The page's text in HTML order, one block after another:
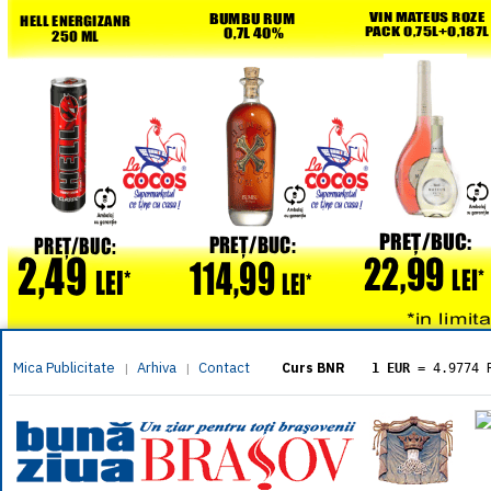
Mica Publicitate | Arhiva | Contact Curs BNR 1 EUR = 4.9774
= 5.8304
1 XAU= 464.4611
1 AED= 1.1933
1 AUD= 2.7957
1 BGN= 2.5449